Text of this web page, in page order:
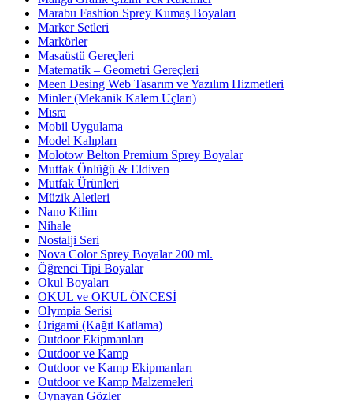
Marabu Fashion Sprey Kumaş Boyaları
Marker Setleri
Markörler
Masaüstü Gereçleri
Matematik – Geometri Gereçleri
Meen Desing Web Tasarım ve Yazılım Hizmetleri
Minler (Mekanik Kalem Uçları)
Mısra
Mobil Uygulama
Model Kalıpları
Molotow Belton Premium Sprey Boyalar
Mutfak Önlüğü & Eldiven
Mutfak Ürünleri
Müzik Aletleri
Nano Kilim
Nihale
Nostalji Seri
Nova Color Sprey Boyalar 200 ml.
Öğrenci Tipi Boyalar
Okul Boyaları
OKUL ve OKUL ÖNCESİ
Olympia Serisi
Origami (Kağıt Katlama)
Outdoor Ekipmanları
Outdoor ve Kamp
Outdoor ve Kamp Ekipmanları
Outdoor ve Kamp Malzemeleri
Oynayan Gözler